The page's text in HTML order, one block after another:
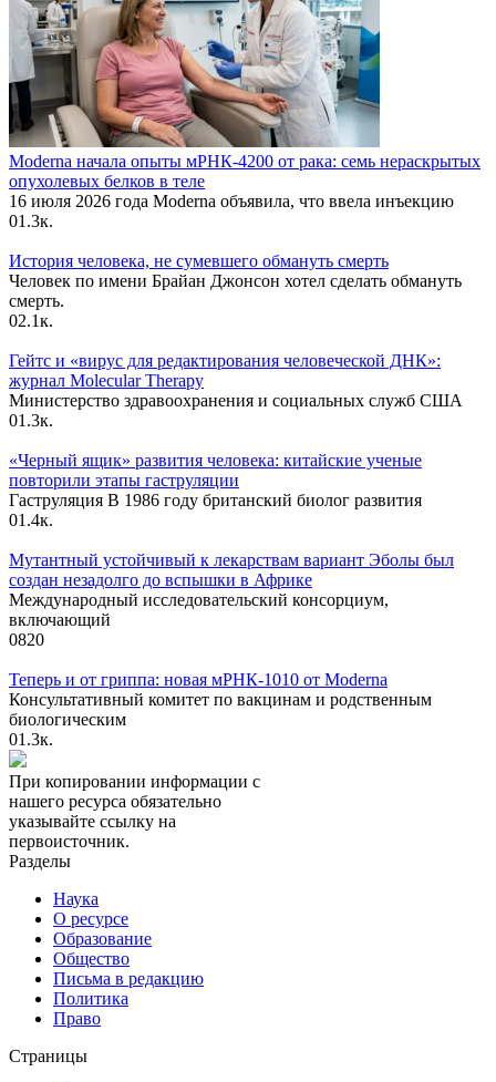
Moderna начала опыты мРНК-4200 от рака: семь нераскрытых
опухолевых белков в теле
16 июля 2026 года Moderna объявила, что ввела инъекцию
01.3к.
История человека, не сумевшего обмануть смерть
Человек по имени Брайан Джонсон хотел сделать обмануть
смерть.
02.1к.
Гейтс и «вирус для редактирования человеческой ДНК»:
журнал Molecular Therapy
Министерство здравоохранения и социальных служб США
01.3к.
«Черный ящик» развития человека: китайские ученые
повторили этапы гаструляции
Гаструляция В 1986 году британский биолог развития
01.4к.
Мутантный устойчивый к лекарствам вариант Эболы был
создан незадолго до вспышки в Африке
Международный исследовательский консорциум,
включающий
0820
Теперь и от гриппа: новая мРНК-1010 от Moderna
Консультативный комитет по вакцинам и родственным
биологическим
01.3к.
При копировании информации с
нашего ресурса обязательно
указывайте ссылку на
первоисточник.
Разделы
Наука
О ресурсе
Образование
Общество
Письма в редакцию
Политика
Право
Страницы